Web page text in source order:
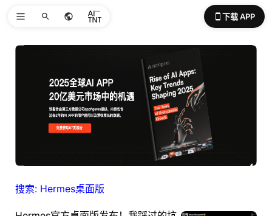
下载 APP
搜索: Hermes桌面版